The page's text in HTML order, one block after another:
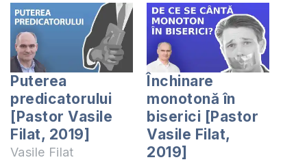
Puterea
predicatorului
[Pastor Vasile
Filat, 2019]
Vasile Filat
Închinare
monotonă în
biserici [Pastor
Vasile Filat,
2019]